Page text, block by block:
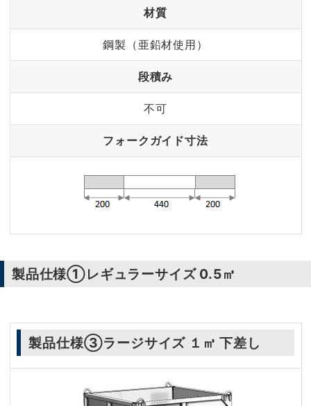
材質
鋼製（亜鉛材使用）
段積み
不可
フォークガイド寸法
製品仕様①レギュラーサイズ 0.5㎥
製品仕様③ラージサイズ １㎥ 下差し